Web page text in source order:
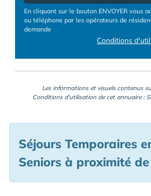
En cliquant sur le bouton ENVOYER vous
ou téléphone par les opérateurs de
demande
Conditions
Les informations et visuels contenus
Conditions d'utilisation de cet annuaire :
Séjours Temporaires
Seniors à proximité